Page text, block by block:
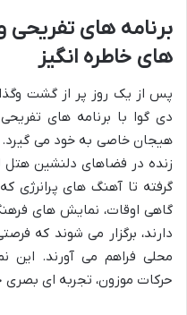
برنامه های
های خاطره انگیز
پس از یک روز پر از گشت
دی گوا با برنامه های
هیجان خاصی به خود می گیرد.
زنده در فضاهای دلنشین
گرفته تا آهنگ های پرانرژی
گاهی اوقات، نمایش های
دارند، برگزار می شوند که
محلی فراهم می آورند. این
حرکات موزون، تجربه ای